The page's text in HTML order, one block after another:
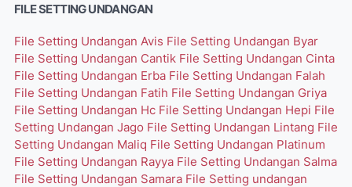
FILE SETTING UNDANGAN
File Setting Undangan Avis File Setting Undangan Byar
File Setting Undangan Cantik File Setting Undangan Cinta
File Setting Undangan Erba File Setting Undangan Falah
File Setting Undangan Fatih File Setting Undangan Griya
File Setting Undangan Hc File Setting Undangan Hepi File
Setting Undangan Jago File Setting Undangan Lintang File
Setting Undangan Maliq File Setting Undangan Platinum
File Setting Undangan Rayya File Setting Undangan Salma
File Setting Undangan Samara File Setting undangan